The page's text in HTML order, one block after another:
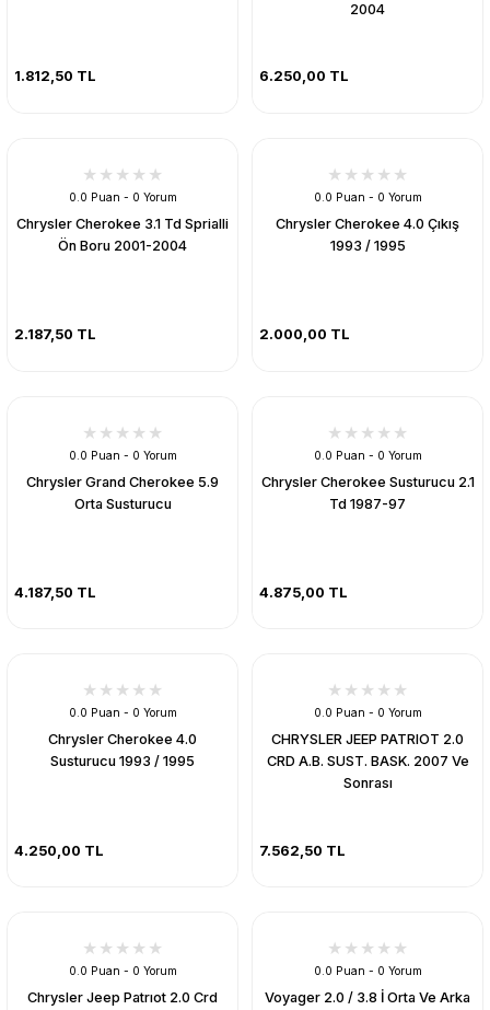
1.812,50 TL
2004
6.250,00 TL
0.0 Puan - 0 Yorum
Chrysler Cherokee 3.1 Td Sprialli
Ön Boru 2001-2004
2.187,50 TL
0.0 Puan - 0 Yorum
Chrysler Cherokee 4.0 Çıkış
1993 / 1995
2.000,00 TL
0.0 Puan - 0 Yorum
Chrysler Grand Cherokee 5.9
Orta Susturucu
4.187,50 TL
0.0 Puan - 0 Yorum
Chrysler Cherokee Susturucu 2.1
Td 1987-97
4.875,00 TL
0.0 Puan - 0 Yorum
Chrysler Cherokee 4.0
Susturucu 1993 / 1995
4.250,00 TL
0.0 Puan - 0 Yorum
CHRYSLER JEEP PATRIOT 2.0
CRD A.B. SUST. BASK. 2007 Ve
Sonrası
7.562,50 TL
0.0 Puan - 0 Yorum
Chrysler Jeep Patrıot 2.0 Crd
0.0 Puan - 0 Yorum
Voyager 2.0 / 3.8 İ Orta Ve Arka